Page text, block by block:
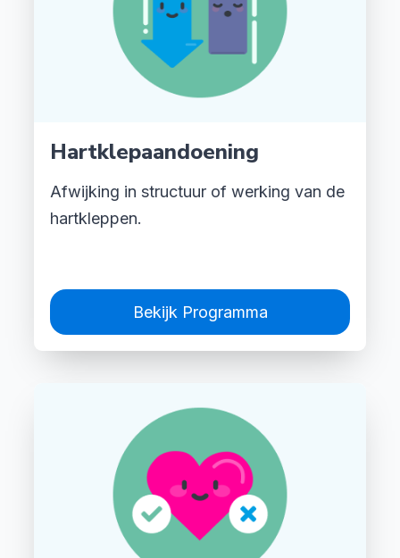
Hartklepaandoening
Afwijking in structuur of werking van de
hartkleppen.
Bekijk Programma